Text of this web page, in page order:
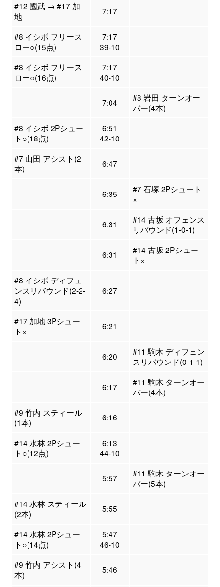
#12 國武 → #17 加
地
7:17
#8 イシボ フリース
ロー○(15点)
7:17
39-10
#8 イシボ フリース
ロー○(16点)
7:17
40-10
7:04
#8 岩田 ターンオー
バー(4本)
#8 イシボ 2Pシュー
ト○(18点)
6:51
42-10
#7 山田 アシスト(2
本)
6:47
6:35
#7 石塚 2Pシュート
×
6:31
#14 古坂 オフェンス
リバウンド(1-0-1)
6:31
#14 古坂 2Pシュー
ト×
#8 イシボ ディフェ
ンスリバウンド(2-2-
4)
6:27
#17 加地 3Pシュー
ト×
6:21
6:20
#11 駒木 ディフェン
スリバウンド(0-1-1)
6:17
#11 駒木 ターンオー
バー(4本)
#9 竹内 スティール
(1本)
6:16
#14 水林 2Pシュー
ト○(12点)
6:13
44-10
5:57
#11 駒木 ターンオー
バー(5本)
#14 水林 スティール
(2本)
5:55
#14 水林 2Pシュー
ト○(14点)
5:47
46-10
#9 竹内 アシスト(4
本)
5:46